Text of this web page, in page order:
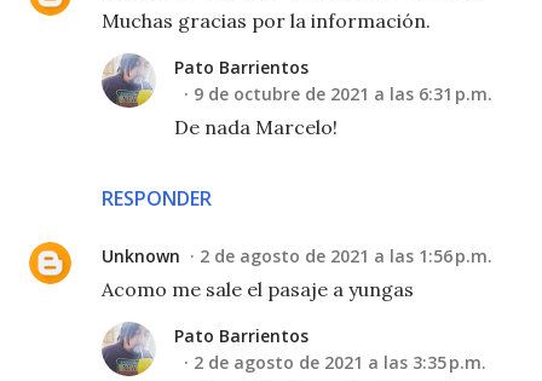
Muchas gracias por la información.
RESPONDER
Pato Barrientos
9 de octubre de 2021 a las 6:31 p.m.
De nada Marcelo!
Unknown 2 de agosto de 2021 a las 1:56 p.m.
Acomo me sale el pasaje a yungas
Pato Barrientos
2 de agosto de 2021 a las 3:35 p.m.